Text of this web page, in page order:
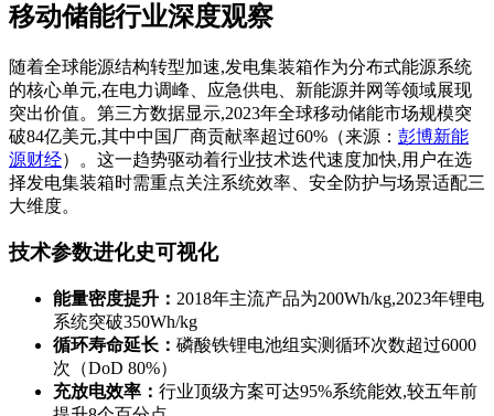
移动储能行业深度观察
随着全球能源结构转型加速,发电集装箱作为分布式能源系统
的核心单元,在电力调峰、应急供电、新能源并网等领域展现
突出价值。第三方数据显示,2023年全球移动储能市场规模突
破84亿美元,其中中国厂商贡献率超过60%（来源： 彭博新能
源财经）。这一趋势驱动着行业技术迭代速度加快,用户在选
择发电集装箱时需重点关注系统效率、安全防护与场景适配三
大维度。
技术参数进化史可视化
能量密度提升： 2018年主流产品为200Wh/kg,2023年锂电
系统突破350Wh/kg
循环寿命延长： 磷酸铁锂电池组实测循环次数超过6000
次（DoD 80%）
充放电效率： 行业顶级方案可达95%系统能效,较五年前